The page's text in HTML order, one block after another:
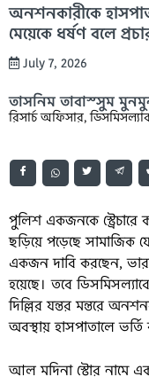
অনশনকারীকে
মেয়েকে ধর্ষণ বলে
July 7, 2026
তাসনিম তাবাস্সুম
রিসার্চ অফিসার,
পুলিশ একজনকে স্ট্রেচারে
ছড়িয়ে পড়েছে সামাজিক
একজন দাবি করছেন,
হয়েছে। তবে
দিল্লির যন্তর মন্তরে
অবস্থায় হাসপাতালে
আল মদিনা স্টোর নামে